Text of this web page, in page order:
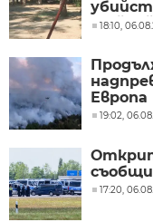
18:10,
Европа
19:02,
съобщи
17:20,